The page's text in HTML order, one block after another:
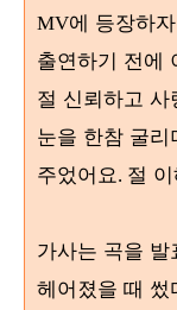
MV에 등장하
출연하기 전에
절 신뢰하고
눈을 한참 굴리
주었어요. 절
가사는 곡을 발
헤어졌을 때 썼